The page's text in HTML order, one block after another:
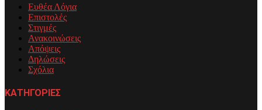
Ευθέα Λόγια
Επιστολές
Στιγμές
Ανακοινώσεις
Απόψεις
Δηλώσεις
Σχόλια
ΚΑΤΗΓΟΡΙΕΣ